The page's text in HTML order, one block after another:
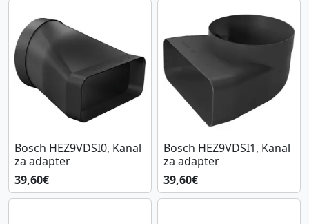
Bosch HEZ9VDSI0, Kanal
za adapter
39,60€
Bosch HEZ9VDSI1, Kanal
za adapter
39,60€